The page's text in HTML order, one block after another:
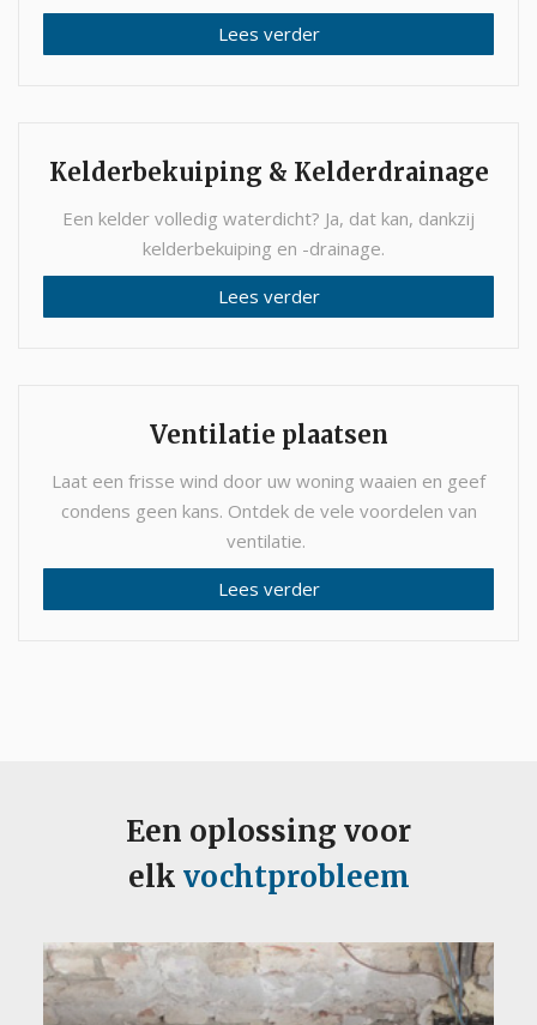
Lees verder
Kelderbekuiping & Kelderdrainage
Een kelder volledig waterdicht? Ja, dat kan, dankzij
kelderbekuiping en -drainage.
Lees verder
Ventilatie plaatsen
Laat een frisse wind door uw woning waaien en geef
condens geen kans. Ontdek de vele voordelen van
ventilatie.
Lees verder
Een oplossing voor
elk vochtprobleem